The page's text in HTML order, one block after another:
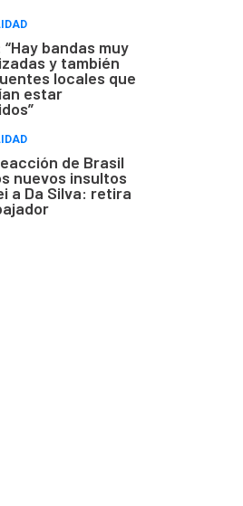
“Hay bandas muy
y también
locales que
estar
de Brasil
nuevos insultos
a Da Silva: retira